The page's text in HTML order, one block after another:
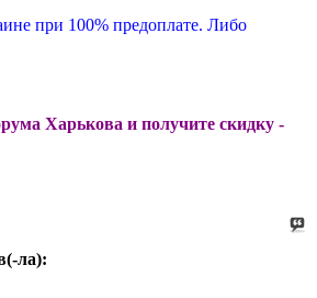
при 100% предоплате. Либо
Харькова и получите скидку -
ла):